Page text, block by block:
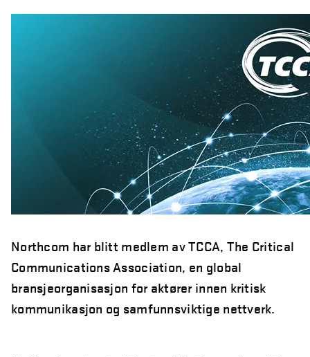
Sepura SCL3 – håndterminal for virksomhetskritisk
Northcom News #7
INVISIO Link™ – trådløs intercom for maksimal mobilitet
og sikker kommunikasjon
Hedmarken brannvesen satser på moderne kommunikasjon
og bedre hørselvern
Northcom har blitt medlem av TCCA, The Critical
Communications Association, en global
bransjeorganisasjon for aktører innen kritisk
kommunikasjon og samfunnsviktige nettverk.